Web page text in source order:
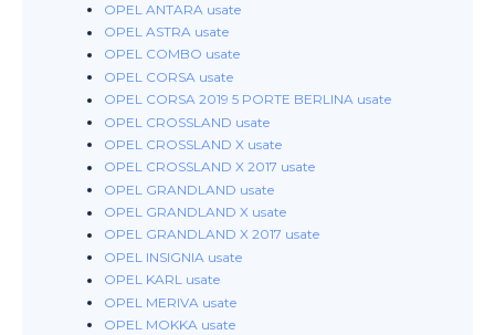
OPEL ANTARA usate
OPEL ASTRA usate
OPEL COMBO usate
OPEL CORSA usate
OPEL CORSA 2019 5 PORTE BERLINA usate
OPEL CROSSLAND usate
OPEL CROSSLAND X usate
OPEL CROSSLAND X 2017 usate
OPEL GRANDLAND usate
OPEL GRANDLAND X usate
OPEL GRANDLAND X 2017 usate
OPEL INSIGNIA usate
OPEL KARL usate
OPEL MERIVA usate
OPEL MOKKA usate